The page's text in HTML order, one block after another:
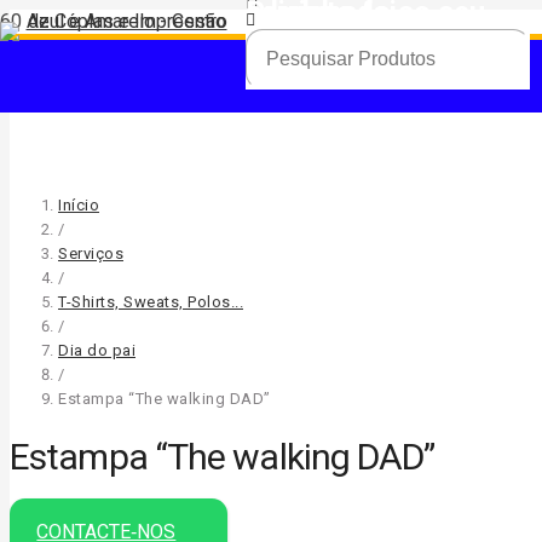
Produto
foi adicionado ao seu carrinho.
Início
/
Serviços
/
T-Shirts, Sweats, Polos...
/
Dia do pai
/
Estampa “The walking DAD”
Estampa “The walking DAD”
CONTACTE‑NOS